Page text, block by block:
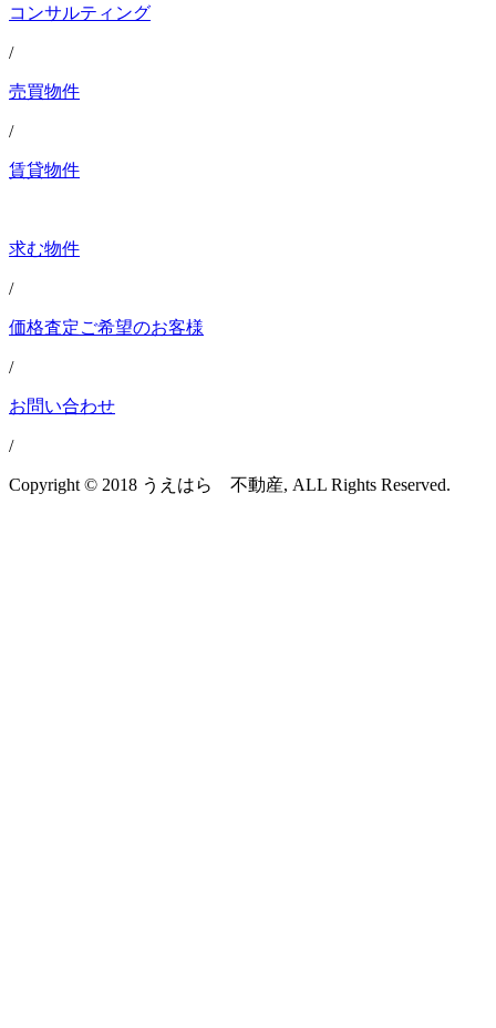
コンサルティング
/
売買物件
/
賃貸物件
求む物件
/
価格査定ご希望のお客様
/
お問い合わせ
/
Copyright © 2018 うえはら 不動産, ALL Rights Reserved.